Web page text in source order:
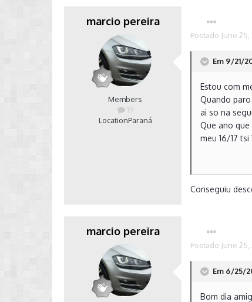
marcio pereira
Members
19
LocationParaná
Postado June 25,
Em 9/21/
Estou com
Quando
ai so na
Que ano
meu 16/17 tsi
Conseguiu
marcio pereira
Postado June 25,
Em 6/25/
Bom dia